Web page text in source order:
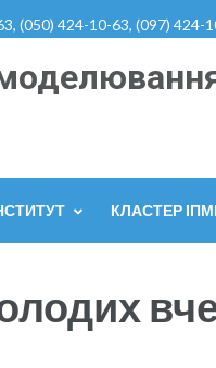
(050) 424-10-63, (097) 424-
КЛАСТЕР